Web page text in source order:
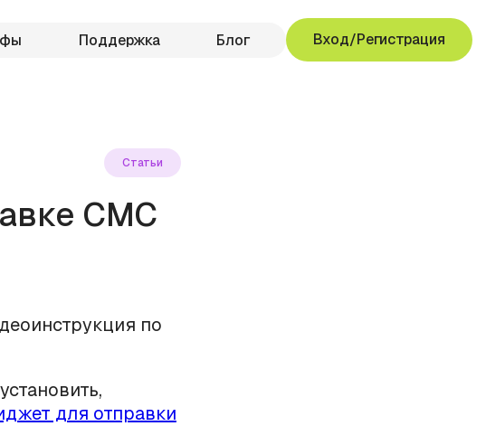
Поддержка Блог Вход/Регистрация
Статьи
СМС
по
для отправки